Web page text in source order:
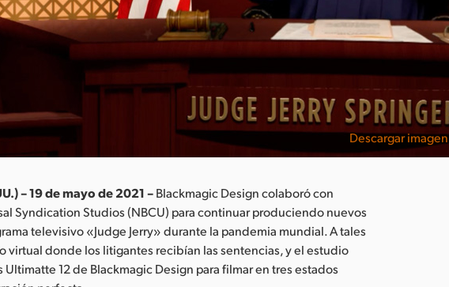
Descargar imagen
– 19 de mayo de 2021 –Blackmagic Design colaboró con
Syndication Studios (NBCU) para continuar produciendo nuevos
televisivo «Judge Jerry» durante la pandemia mundial. A tales
virtual donde los litigantes recibían las sentencias, y el estudio
12 de Blackmagic Design para filmar en tres estados